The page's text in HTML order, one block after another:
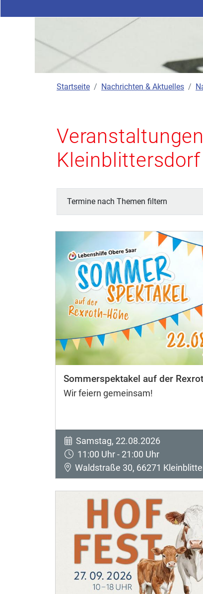
Startseite Nachrichten & Aktuelles
Kleinblittersdorf
Termine nach Themen filtern
Sommerspektakel auf der
Wir feiern gemeinsam!
Samstag, 22.08.2026
11:00 Uhr - 21:00 Uhr
Waldstraße 30, 66271